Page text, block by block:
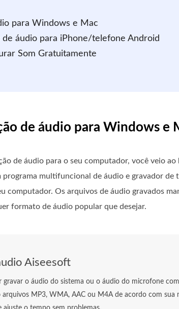
para Windows e Mac
áudio para iPhone/telefone Android
Som Gratuitamente
de áudio para Windows e
de áudio para o seu computador, você veio
programa multifuncional de áudio e gravador de
computador. Os arquivos de áudio gravados
formato de áudio popular que desejar.
Aiseesoft
gravar o áudio do sistema ou o áudio do microfone
arquivos MP3, WMA, AAC ou M4A de acordo com sua